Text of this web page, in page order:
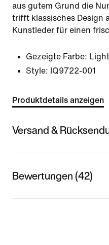
aus gutem Grund die
trifft klassisches Design
Kunstleder für einen
Gezeigte Farbe:
Style: IQ9722-001
Produktdetails anzeigen
Versand &
Bewertungen (42)